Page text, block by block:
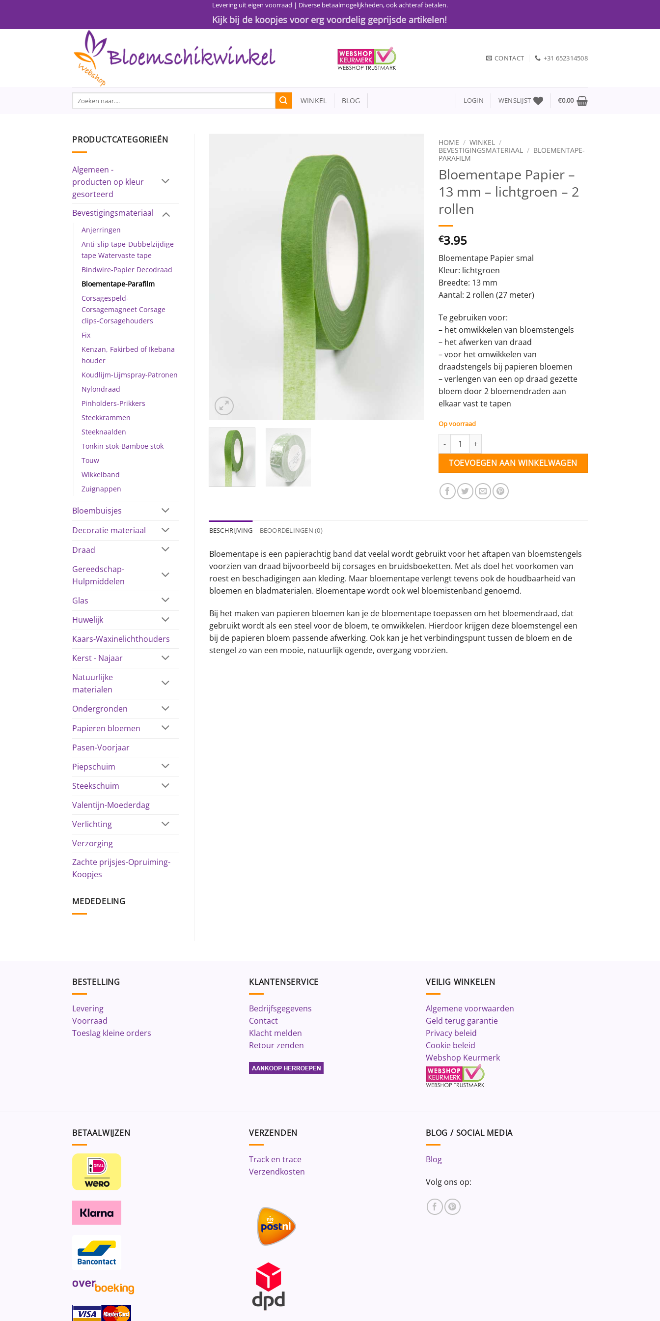
inhoud
Levering uit eigen voorraad | Diverse betaalmogelijkheden, ook achteraf betalen.
Kijk bij de koopjes voor erg voordelig geprijsde artikelen!
CONTACT +31 652314508
Zoeken
naar:
WINKEL BLOG LOGIN WENSLIJST €0.00
PRODUCTCATEGORIEËN
Algemeen -
producten op kleur
gesorteerd
Bevestigingsmateriaal
Anjerringen
Anti-slip tape-Dubbelzijdige
tape Watervaste tape
Bindwire-Papier Decodraad
Bloementape-Parafilm
Corsagespeld-
Corsagemagneet Corsage
clips-Corsagehouders
Fix
Kenzan, Fakirbed of Ikebana
houder
Koudlijm-Lijmspray-Patronen
Nylondraad
Pinholders-Prikkers
Steekkrammen
Steeknaalden
Tonkin stok-Bamboe stok
Touw
Wikkelband
Zuignappen
Bloembuisjes
Decoratie materiaal
Draad
Gereedschap-
Hulpmiddelen
Glas
Huwelijk
Kaars-Waxinelichthouders
Kerst - Najaar
Natuurlijke
materialen
Ondergronden
Papieren bloemen
Pasen-Voorjaar
Piepschuim
Steekschuim
Valentijn-Moederdag
Verlichting
Verzorging
Zachte prijsjes-Opruiming-
Koopjes
MEDEDELING
HOME / WINKEL /
BEVESTIGINGSMATERIAAL / BLOEMENTAPE-
PARAFILM
Bloementape Papier –
13 mm – lichtgroen – 2
rollen
€3.95
Bloementape Papier smal
Kleur: lichtgroen
Breedte: 13 mm
Aantal: 2 rollen (27 meter)
Te gebruiken voor:
– het omwikkelen van bloemstengels
– het afwerken van draad
– voor het omwikkelen van
draadstengels bij papieren bloemen
– verlengen van een op draad gezette
bloem door 2 bloemendraden aan
elkaar vast te tapen
Op voorraad
Bloementape Papier - 13 mm - lichtgroen - 2 rollen aantal
TOEVOEGEN AAN WINKELWAGEN
BESCHRIJVING BEOORDELINGEN (0)
Bloementape is een papierachtig band dat veelal wordt gebruikt voor het aftapen van bloemstengels
voorzien van draad bijvoorbeeld bij corsages en bruidsboeketten. Met als doel het voorkomen van
roest en beschadigingen aan kleding. Maar bloementape verlengt tevens ook de houdbaarheid van
bloemen en bladmaterialen. Bloementape wordt ook wel bloemistenband genoemd.
Bij het maken van papieren bloemen kan je de bloementape toepassen om het bloemendraad, dat
gebruikt wordt als een steel voor de bloem, te omwikkelen. Hierdoor krijgen deze bloemstengel een
bij de papieren bloem passende afwerking. Ook kan je het verbindingspunt tussen de bloem en de
stengel zo van een mooie, natuurlijk ogende, overgang voorzien.
BESTELLING
Levering
Voorraad
Toeslag kleine orders
KLANTENSERVICE
Bedrijfsgegevens
Contact
Klacht melden
Retour zenden
VEILIG WINKELEN
Algemene voorwaarden
Geld terug garantie
Privacy beleid
Cookie beleid
Webshop Keurmerk
BETAALWIJZEN VERZENDEN
Track en trace
Verzendkosten
BLOG / SOCIAL MEDIA
Blog
Volg ons op: